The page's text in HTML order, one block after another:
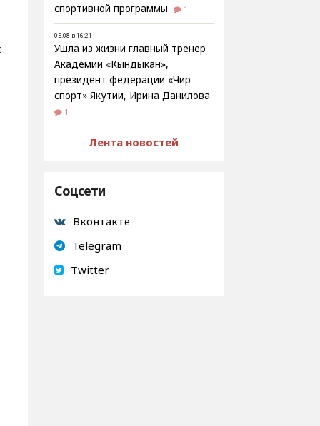
спортивной программы
1
05.08 в 16:21
Ушла из жизни главный тренер
Академии «Кындыкан»,
президент федерации «Чир
спорт» Якутии, Ирина Данилова
1
Лента новостей
Соцсети
Вконтакте
Telegram
Twitter